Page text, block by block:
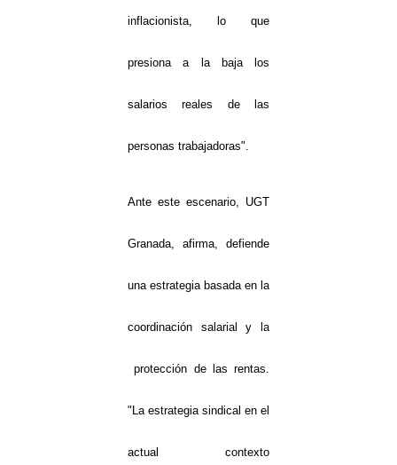
inflacionista, lo que
presiona a la baja los
salarios reales de las
personas trabajadoras".
Ante este escenario, UGT
Granada, afirma, defiende
una estrategia basada en la
coordinación salarial y la
protección de las rentas.
"La estrategia sindical en el
actual contexto